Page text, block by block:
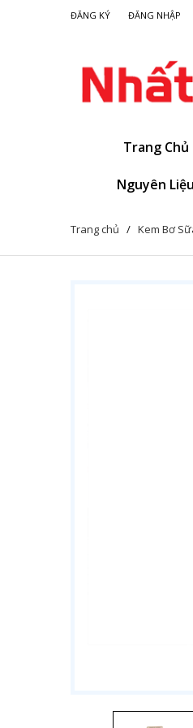
ĐĂNG KÝ ĐĂNG NHẬP
Trang Chủ
Nguyên
Trang chủ / Kem Bơ